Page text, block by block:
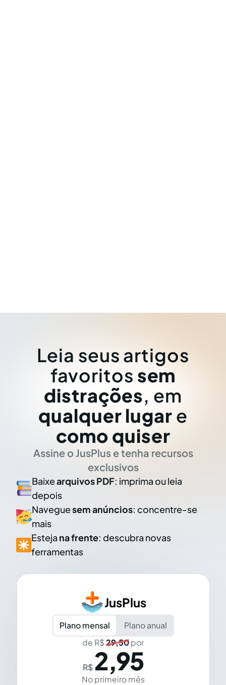
Leia seus artigos
favoritos sem
distrações, em
qualquer lugar e
como quiser
Assine o JusPlus e tenha recursos
exclusivos
Baixearquivos PDF: imprima ou leia
depois
Naveguesem anúncios: concentre-se
mais
Esteja na frente: descubra novas
ferramentas
JusPlus
Plano mensal
Plano anual
de R$29,50por
R$ 2,95
No primeiro mês